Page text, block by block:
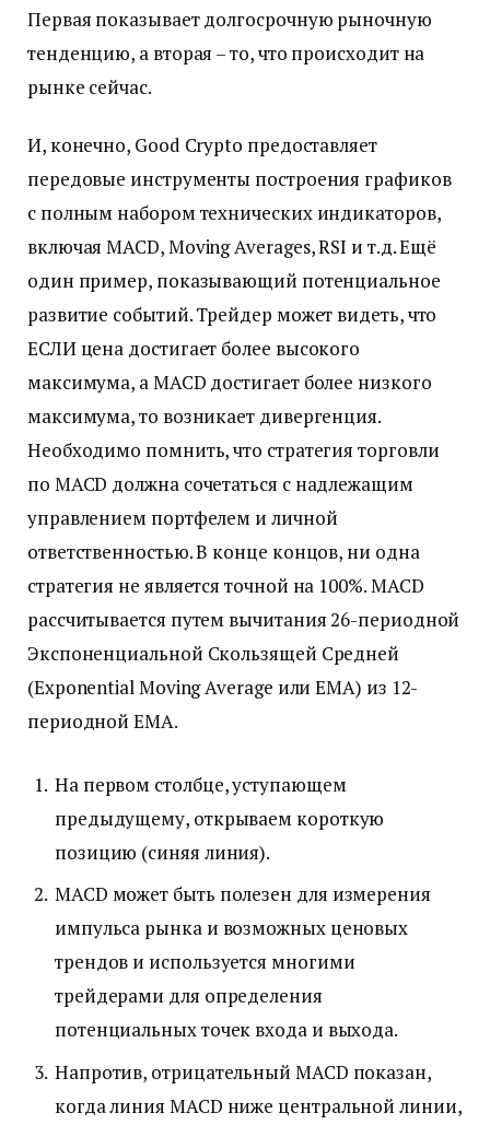
Первая показывает долгосрочную рыночную
тенденцию, а вторая – то, что происходит на
рынке сейчас.
И, конечно, Good Crypto предоставляет
передовые инструменты построения графиков
с полным набором технических индикаторов,
включая MACD, Moving Averages, RSI и т.д. Ещё
один пример, показывающий потенциальное
развитие событий. Трейдер может видеть, что
ЕСЛИ цена достигает более высокого
максимума, а MACD достигает более низкого
максимума, то возникает дивергенция.
Необходимо помнить, что стратегия торговли
по MACD должна сочетаться с надлежащим
управлением портфелем и личной
ответственностью. В конце концов, ни одна
стратегия не является точной на 100%. MACD
рассчитывается путем вычитания 26-периодной
Экспоненциальной Скользящей Средней
(Exponential Moving Average или EMA) из 12-
периодной EMA.
На первом столбце, уступающем
предыдущему, открываем короткую
позицию (синяя линия).
MACD может быть полезен для измерения
импульса рынка и возможных ценовых
трендов и используется многими
трейдерами для определения
потенциальных точек входа и выхода.
Напротив, отрицательный MACD показан,
когда линия MACD ниже центральной линии,